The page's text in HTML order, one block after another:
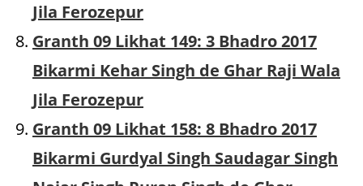
Jila Ferozepur
Granth 09 Likhat 149: 3 Bhadro 2017
Bikarmi Kehar Singh de Ghar Raji Wala
Jila Ferozepur
Granth 09 Likhat 158: 8 Bhadro 2017
Bikarmi Gurdyal Singh Saudagar Singh